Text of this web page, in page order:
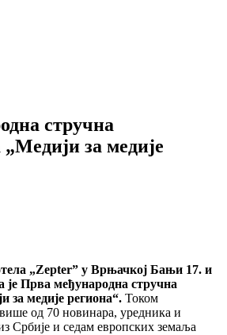
стручна
за медије
„Zepter” у Врњачкој Бањи 17. и
је Прва међународна стручна
за медије региона“. Током
од 70 новинара, уредника и
Србије и седам европских земаља